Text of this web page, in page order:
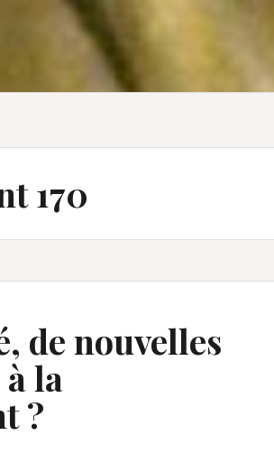
170
de nouvelles
la
?